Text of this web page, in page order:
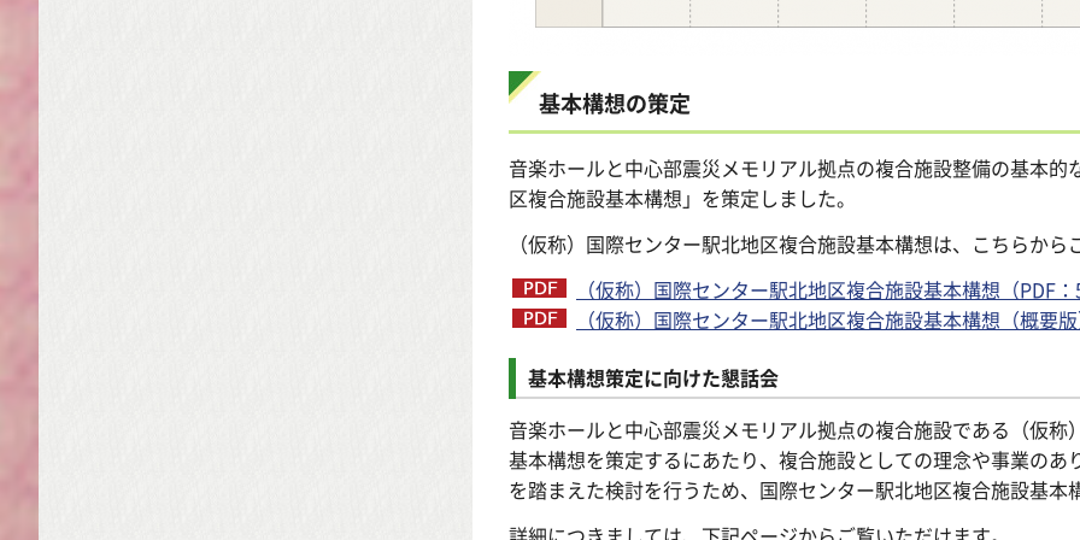
基本構想の策定
音楽ホールと中心部震災メモリアル拠点の複合施設整備の基本
区複合施設基本構想」を策定しました。
（仮称）国際センター駅北地区複合施設基本構想は、こちらから
（仮称）国際センター駅北地区複合施設基本構想（PDF
（仮称）国際センター駅北地区複合施設基本構想（概要
基本構想策定に向けた懇話会
音楽ホールと中心部震災メモリアル拠点の複合施設である（仮
基本構想を策定するにあたり、複合施設としての理念や事業の
を踏まえた検討を行うため、国際センター駅北地区複合施設基